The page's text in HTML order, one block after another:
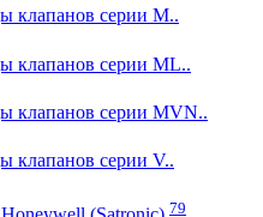
клапанов серии M..
клапанов серии ML..
клапанов серии MVN..
клапанов серии V..
79